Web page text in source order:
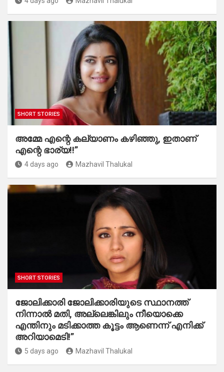
SHORT STORIES
അമ്മേ എന്റെ കല്യാണം കഴിഞ്ഞു, ഇതാണ്
എന്റെ ഭാര്യ!!”
4 days ago Mazhavil Thalukal
SHORT STORIES
ജോലിക്കാരി ജോലിക്കാരിയുടെ സ്ഥാനത്ത്
നിന്നാൽ മതി, അല്ലെങ്കിലും നീയൊക്കെ
എന്തിനും മടിക്കാത്ത കൂട്ടം ആണെന്ന് എനിക്ക്
അറിയാമെടി!”
5 days ago Mazhavil Thalukal